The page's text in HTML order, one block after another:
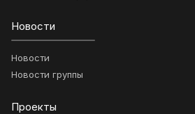
Новости
Новости
Новости группы
Проекты